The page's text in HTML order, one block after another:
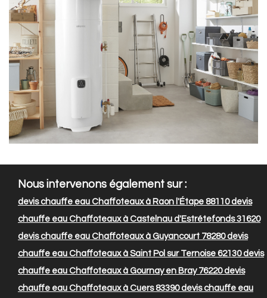
Nous intervenons également sur :
devis chauffe eau Chaffoteaux à Raon l'Étape 88110devis
chauffe eau Chaffoteaux à Castelnau d'Estrétefonds 31620
devis chauffe eau Chaffoteaux à Guyancourt 78280devis
chauffe eau Chaffoteaux à Saint Pol sur Ternoise 62130devis
chauffe eau Chaffoteaux à Gournay en Bray 76220devis
chauffe eau Chaffoteaux à Cuers 83390devis chauffe eau